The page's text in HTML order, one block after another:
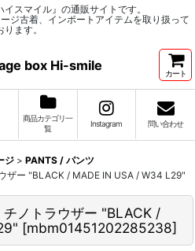
スマイル』の通販サイトです。
ジ古着、インポートアイテムを取り扱って
ります。
box Hi-smile
カート
商品カテゴリ一
覧
Instagram 問い合わせ
ジ > PANTS / パンツ
ザー "BLACK / MADE IN USA / W34 L29"
ノトラウザー "BLACK /
[mbm01451202285238]